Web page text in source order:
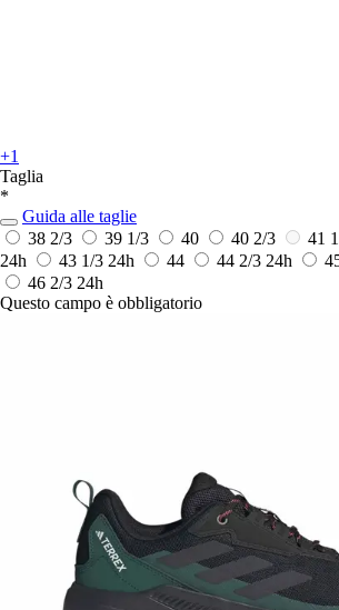
+1
Taglia
*
Guida alle taglie
38 2/3
39 1/3 40 40 2/3 41
24h
43 1/3 24h 44 44 2/3 24h
46 2/3 24h
Questo campo è obbligatorio